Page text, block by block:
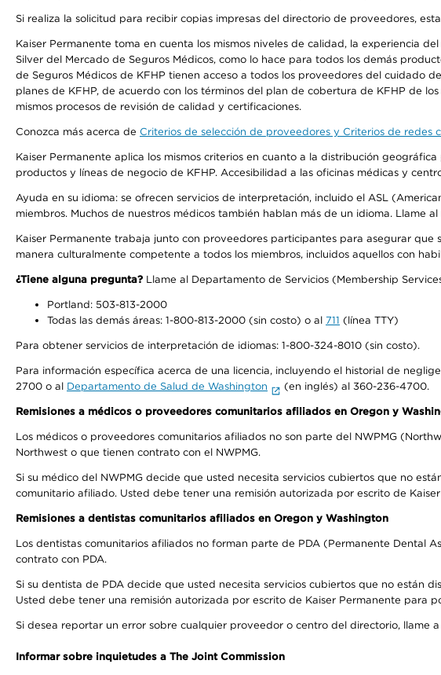
Si realiza la solicitud para recibir copias impresas del directorio de proveedores,
Kaiser Permanente toma en cuenta los mismos niveles de calidad, la experiencia
Silver del Mercado de Seguros Médicos, como lo hace para todos los demás
de Seguros Médicos de KFHP tienen acceso a todos los proveedores del cuidado
planes de KFHP, de acuerdo con los términos del plan de cobertura de KFHP de
mismos procesos de revisión de calidad y certificaciones.
Conozca más acerca de Criterios de selección de proveedores y Criterios de redes
Kaiser Permanente aplica los mismos criterios en cuanto a la distribución
productos y líneas de negocio de KFHP. Accesibilidad a las oficinas médicas y
Ayuda en su idioma: se ofrecen servicios de interpretación, incluido el ASL
miembros. Muchos de nuestros médicos también hablan más de un idioma. Llame
Kaiser Permanente trabaja junto con proveedores participantes para asegurar
manera culturalmente competente a todos los miembros, incluidos aquellos con
¿Tiene alguna pregunta? Llame al Departamento de Servicios (Membership
Portland: 503-813-2000
Todas las demás áreas: 1-800-813-2000 (sin costo) o al 711 (línea TTY)
Para obtener servicios de interpretación de idiomas: 1-800-324-8010 (sin costo).
Para información específica acerca de una licencia, incluyendo el historial de
2700 o al Departamento de Salud de Washington (en inglés) al 360-236-4700.
Remisiones a médicos o proveedores comunitarios afiliados en Oregon y
Los médicos o proveedores comunitarios afiliados no son parte del NWPMG
Northwest o que tienen contrato con el NWPMG.
Si su médico del NWPMG decide que usted necesita servicios cubiertos que no
comunitario afiliado. Usted debe tener una remisión autorizada por escrito de
Remisiones a dentistas comunitarios afiliados en Oregon y Washington
Los dentistas comunitarios afiliados no forman parte de PDA (Permanente Dental
contrato con PDA.
Si su dentista de PDA decide que usted necesita servicios cubiertos que no están
Usted debe tener una remisión autorizada por escrito de Kaiser Permanente para
Si desea reportar un error sobre cualquier proveedor o centro del directorio, llame
Informar sobre inquietudes a The Joint Commission